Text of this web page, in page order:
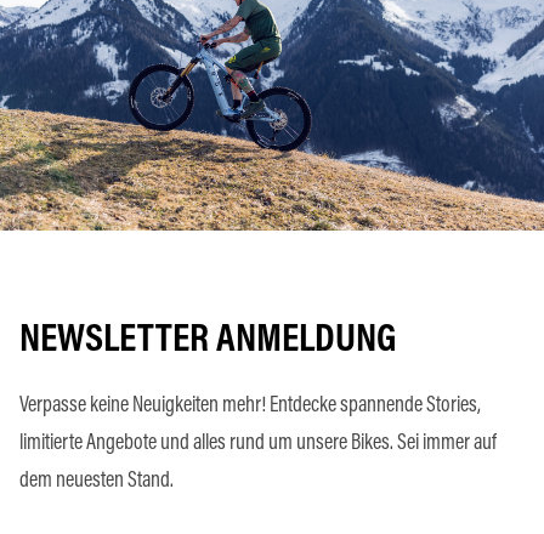
NEWSLETTER ANMELDUNG
Verpasse keine Neuigkeiten mehr! Entdecke spannende Stories,
limitierte Angebote und alles rund um unsere Bikes. Sei immer auf
dem neuesten Stand.